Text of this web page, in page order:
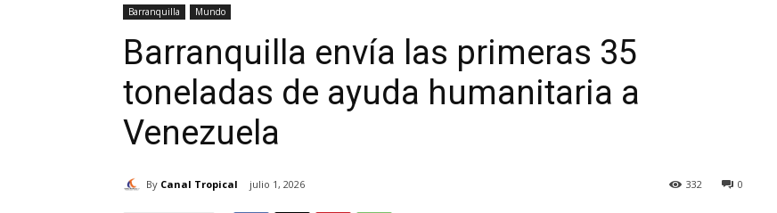
Barranquilla Mundo
Barranquilla envía las primeras 35
toneladas de ayuda humanitaria a
Venezuela
By Canal Tropical julio 1, 2026 0
332